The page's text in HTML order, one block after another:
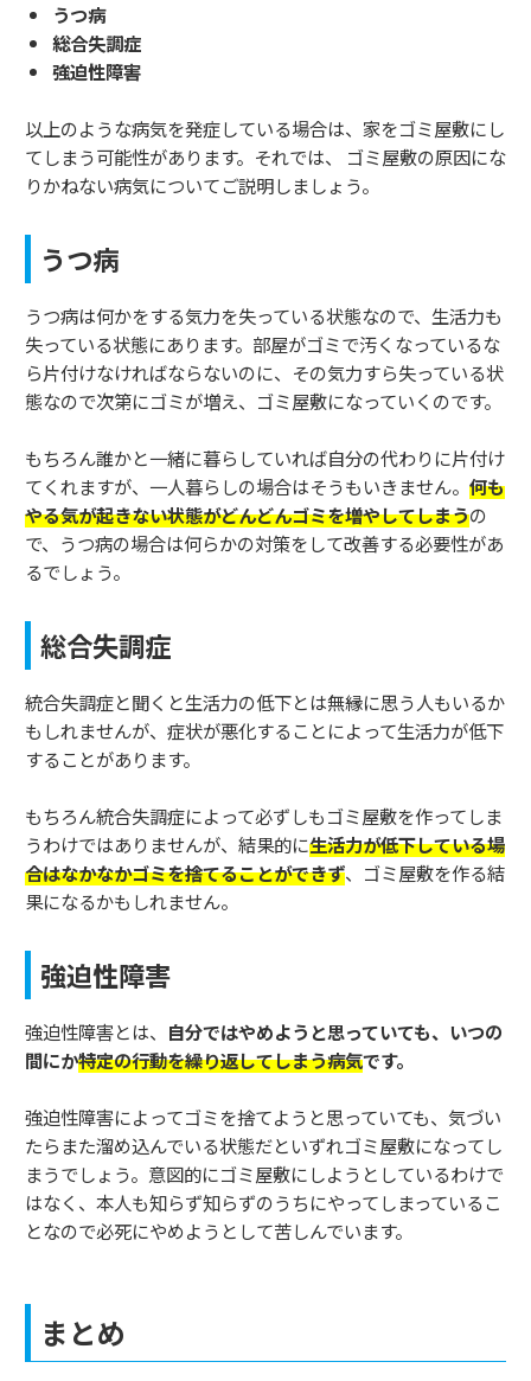
うつ病
総合失調症
強迫性障害
以上のような病気を発症している場合は、家をゴミ屋敷にし
てしまう可能性があります。それでは、 ゴミ屋敷の原因にな
りかねない病気についてご説明しましょう。
うつ病
うつ病は何かをする気力を失っている状態なので、生活力も
失っている状態にあります。部屋がゴミで汚くなっているな
ら片付けなければならないのに、その気力すら失っている状
態なので次第にゴミが増え、ゴミ屋敷になっていくのです。
もちろん誰かと一緒に暮らしていれば自分の代わりに片付け
てくれますが、一人暮らしの場合はそうもいきません。 何も
やる気が起きない状態がどんどんゴミを増やしてしまうの
で、うつ病の場合は何らかの対策をして改善する必要性があ
るでしょう。
総合失調症
統合失調症と聞くと生活力の低下とは無縁に思う人もいるか
もしれませんが、症状が悪化することによって生活力が低下
することがあります。
もちろん統合失調症によって必ずしもゴミ屋敷を作ってしま
うわけではありませんが、結果的に生活力が低下している場
合はなかなかゴミを捨てることができず、ゴミ屋敷を作る結
果になるかもしれません。
強迫性障害
強迫性障害とは、 自分ではやめようと思っていても、いつの
間にか特定の行動を繰り返してしまう病気です。
強迫性障害によってゴミを捨てようと思っていても、気づい
たらまた溜め込んでいる状態だといずれゴミ屋敷になってし
まうでしょう。意図的にゴミ屋敷にしようとしているわけで
はなく、本人も知らず知らずのうちにやってしまっているこ
となので必死にやめようとして苦しんでいます。
まとめ